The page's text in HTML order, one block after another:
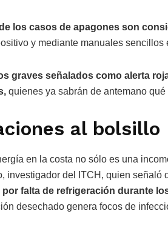
los casos de apagones son
y mediante manuales
graves señalados como alerta
quienes ya sabrán de antemano
al bolsillo
en la costa no sólo es una
investigador del ITCH, quien señaló
falta de refrigeración durante
desechado genera focos de